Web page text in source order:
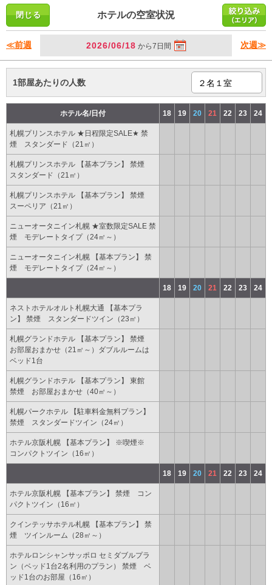
ホテルの空室状況
≪前週 2026/06/18 から7日間 次週≫
1部屋あたりの人数
ホテル名/日付 18 19 20 21 22 23 24
札幌プリンスホテル ★日程限定SALE★ 禁
煙 スタンダード（21㎡）
札幌プリンスホテル 【基本プラン】 禁煙
スタンダード（21㎡）
札幌プリンスホテル 【基本プラン】 禁煙
スーペリア（21㎡）
ニューオータニイン札幌 ★室数限定SALE 禁
煙 モデレートタイプ（24㎡～）
ニューオータニイン札幌 【基本プラン】 禁
煙 モデレートタイプ（24㎡～）
18 19 20 21 22 23 24
ネストホテルオルト札幌大通 【基本プラ
ン】 禁煙 スタンダードツイン（23㎡）
札幌グランドホテル 【基本プラン】 禁煙
お部屋おまかせ（21㎡～）ダブルルームは
ベッド1台
札幌グランドホテル 【基本プラン】 東館
禁煙 お部屋おまかせ（40㎡～）
札幌パークホテル 【駐車料金無料プラン】
禁煙 スタンダードツイン（24㎡）
ホテル京阪札幌 【基本プラン】 ※喫煙※
コンパクトツイン（16㎡）
18 19 20 21 22 23 24
ホテル京阪札幌 【基本プラン】 禁煙 コン
パクトツイン（16㎡）
クインテッサホテル札幌 【基本プラン】 禁
煙 ツインルーム（28㎡～）
ホテルロンシャンサッポロ セミダブルプラ
ン（ベッド1台2名利用のプラン） 禁煙 ベ
ッド1台のお部屋（16㎡）